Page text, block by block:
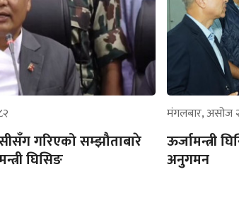
गरिएको सम्झौताबारे
घिसिङ
मंगलबार, असोज
ऊर्जामन्त्री
अनुगमन